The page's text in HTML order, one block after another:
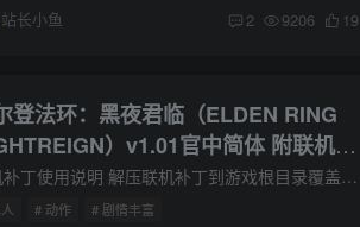
站长小鱼 2 9206 19
登法环：黑夜君临（ELDEN RING
）v1.01官中简体 附联机补
联机补丁使用说明 解压联机补丁到游戏根目录覆盖1. 启动Steam，转到您的个人资料。nrsc_launcher.exe 为避免不必要的损失，请使用小号 关于此游戏 《艾尔登法环 黑夜君临》（ELDEN RING NIGHTRE...
# 动作 # 剧情丰富